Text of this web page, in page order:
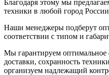
Благодаря этому мы
техники в любой город
Наши менеджеры подберут
соответствии с типом и
Мы гарантируем оптимальное
доставки, сохранность
организуем надлежащий